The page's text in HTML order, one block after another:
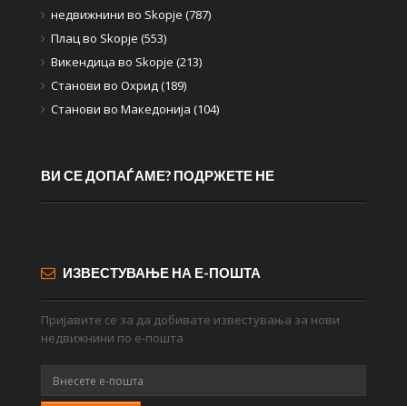
недвижнини во Skopje (787)
Плац во Skopje (553)
Викендица во Skopje (213)
Станови во Охрид (189)
Станови во Македонија (104)
ВИ СЕ ДОПАЃАМЕ? ПОДРЖЕТЕ НЕ
ИЗВЕСТУВАЊЕ НА Е-ПОШТА
Пријавите се за да добивате известувања за нови
недвижнини по е-пошта